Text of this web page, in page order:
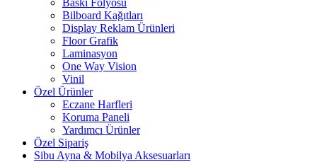
Baskı Folyosu
Bilboard Kağıtları
Display Reklam Ürünleri
Floor Grafik
Laminasyon
One Way Vision
Vinil
Özel Ürünler
Eczane Harfleri
Koruma Paneli
Yardımcı Ürünler
Özel Sipariş
Sibu Ayna & Mobilya Aksesuarları